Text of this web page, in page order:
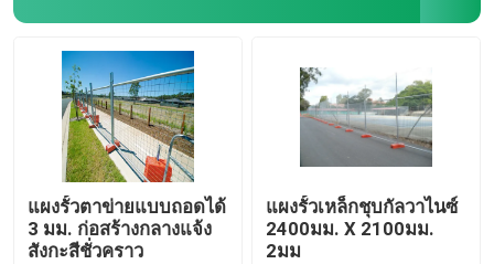
แผงรั้วชั่วคราว
รั้วเหล็ก
ประตูรั้วเหล็ก
แผงรั้วตาข่ายแบบถอดได้
3 มม. ก่อสร้างกลางแจ้ง
สังกะสีชั่วคราว
แผงรั้วเหล็กชุบกัลวาไนซ์
2400มม. X 2100มม.
2มม